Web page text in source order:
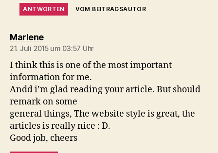
ANTWORTEN VOM BEITRAGSAUTOR
Marlenesagt:
21. Juli 2015 um 03:57 Uhr
I think this is one of the most important
information for me.
Andd i’m glad reading your article. But should
remark on some
general things, The website style is great, the
articles is really nice : D.
Good job, cheers